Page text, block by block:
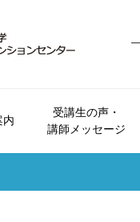
受講について
内
受講生の声・
講師メッセージ